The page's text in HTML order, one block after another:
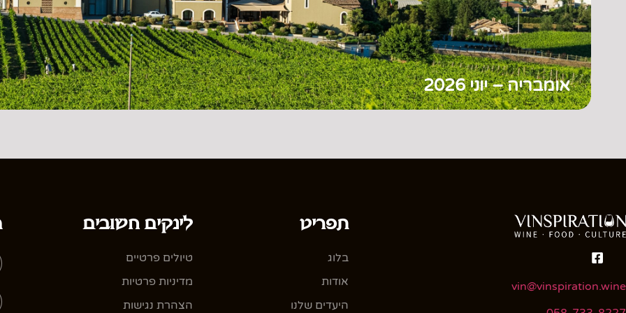
אומבריה – יוני 2026
vin@vinspiration.wine
תפריט
בלוג
אודות
היעדים שלנו
לינקים חשובים
טיולים פרטיים
מדיניות פרטיות
הצהרת נגישות